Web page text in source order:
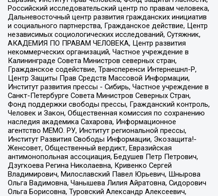
Российский исследовательский центр по правам человека,
Дальневосточный центр развития гражданских инициатив
и социального партнерства, Гражданское действие, Центр
независимых социологических исследований, Сутяжник,
АКАДЕМИЯ ПО ПРАВАМ ЧЕЛОВЕКА, Центр развития
некоммерческих организаций, Частное учреждение в
Калининграде Совета Министров северных стран,
Гражданское содействие, Трансперенси Интернешнл-Р,
Центр Защиты Прав Средств Массовой Информации,
Институт развития прессы - Сибирь, Частное учреждение в
Санкт-Петербурге Совета Министров Северных Стран,
Фонд поддержки свободы прессы, Гражданский контроль,
Человек и Закон, Общественная комиссия по сохранению
наследия академика Сахарова, Информационное
агентство МЕМО. РУ, Институт региональной прессы,
Институт Развития Свободы Информации, Экозащита!-
Женсовет, Общественный вердикт, Евразийская
антимонопольная ассоциация, Бедушев Петр Петрович,
Дзугкоева Регина Николаевна, Кривенко Сергей
Владимирович, Милославский Павел Юрьевич, Шнырова
Ольга Вадимовна, Чанышева Лилия Айратовна, Сидорович
Ольга Борисовна, Туровский Александр Алексеевич,